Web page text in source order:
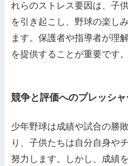
れらのストレス要因は、子
を引き起こし、野球の楽し
ます。保護者や指導者が理
を提供することが重要です。
競争と評価へのプレッシャ
少年野球は成績や試合の勝
り、子供たちは自分自身や
努力します。しかし、成績